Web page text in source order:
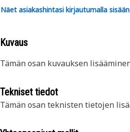
Näet asiakashintasi kirjautumalla sisään
Kuvaus
Tämän osan kuvauksen
Tekniset tiedot
Tämän osan teknisten tietojen